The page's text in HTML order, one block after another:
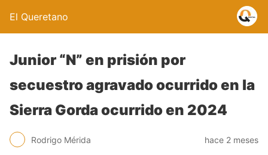
El Queretano
Junior “N” en prisión por
secuestro agravado ocurrido en la
Sierra Gorda ocurrido en 2024
Rodrigo Mérida hace 2 meses